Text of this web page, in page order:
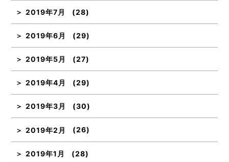
2019年7月 (28)
2019年6月 (29)
2019年5月 (27)
2019年4月 (29)
2019年3月 (30)
2019年2月 (26)
2019年1月 (28)